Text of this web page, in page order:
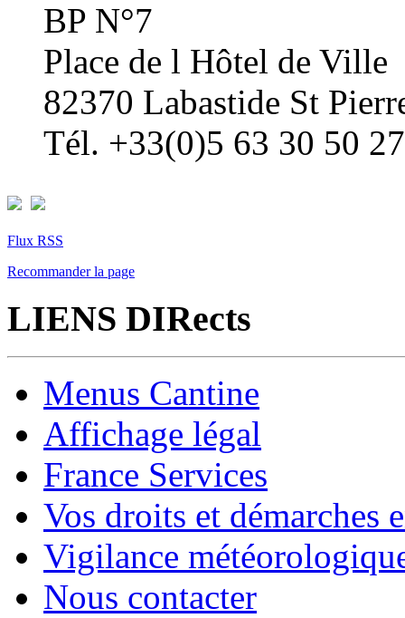
BP N°7
Place de l Hôtel de Ville
82370 Labastide St
Tél. +33(0)5 63 30 50 27
Flux RSS
Recommander la page
LIENS DIRects
Menus Cantine
Affichage légal
France Services
Vos droits et démarches
Vigilance
Nous contacter